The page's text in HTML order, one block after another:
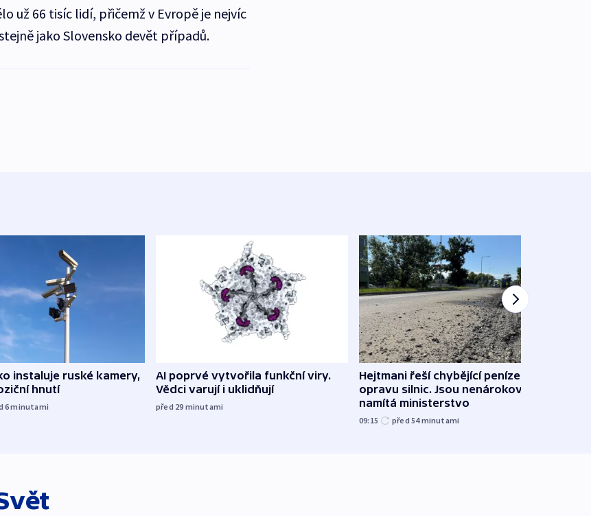
už 66 tisíc lidí, přičemž v Evropě je nejvíc
jako Slovensko devět případů.
instaluje ruské kamery,
hnutí
6minutami
AI poprvé vytvořila funkční viry.
Vědci varují i uklidňují
před 29 minutami
Hejtmani řeší chybějící peníze na
opravu silnic. Jsou nenárokové,
namítá ministerstvo
09:15 před 54minutami